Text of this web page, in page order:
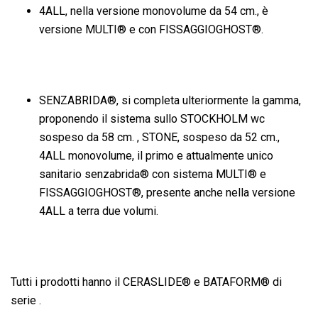
4ALL, nella versione monovolume da 54 cm., è
versione MULTI® e con FISSAGGIOGHOST®.
SENZABRIDA®, si completa ulteriormente la gamma,
proponendo il sistema sullo STOCKHOLM wc
sospeso da 58 cm. , STONE, sospeso da 52 cm.,
4ALL monovolume, il primo e attualmente unico
sanitario senzabrida® con sistema MULTI® e
FISSAGGIOGHOST®, presente anche nella versione
4ALL a terra due volumi.
Tutti i prodotti hanno il CERASLIDE® e BATAFORM® di
serie .